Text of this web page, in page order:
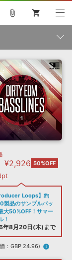
音楽カード
楽曲配信流通サービス
のサウンド管理ソフト
V4X
MEIKO V3
SPITFIRE AUDIO
センスフリーBGM
DUBSTEP
ROUTER.FM
音
attach_file shopping_cart
¥2,926 50%OFF
Loops】約
製品のサンプルパッ
大50%OFF！サマー
！
年8月20日(木)まで
：GBP 24.96) info